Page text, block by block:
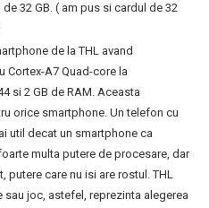
32 GB. ( am pus si cardul de 32
de la THL avand
Cortex-A7 Quad-core la
si 2 GB de RAM. Aceasta
orice smartphone. Un telefon cu
util decat un smartphone ca
multa putere de procesare, dar
putere care nu isi are rostul. THL
joc, astefel, reprezinta alegerea